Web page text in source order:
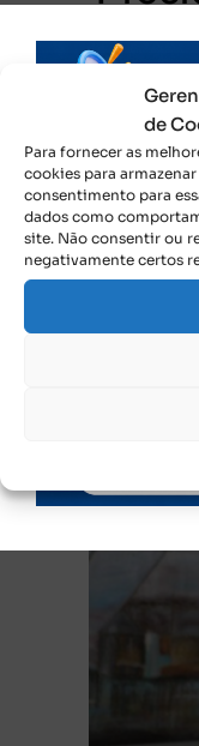
de
Para fornecer as
cookies para
consentimento para
dados como
site. Não consentir ou
negativamente certos
Por Monik Helen- Comunicação CRCTO Durante o
3º Encontro
Gestão Pública-
quinta-feira,12, no